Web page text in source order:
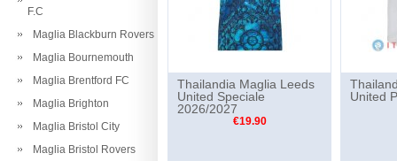
F.C
Maglia Blackburn Rovers
Maglia Bournemouth
Maglia Brentford FC
Maglia Brighton
Maglia Bristol City
Maglia Bristol Rovers
Thailandia Maglia Leeds
United Speciale
2026/2027
€19.90
United